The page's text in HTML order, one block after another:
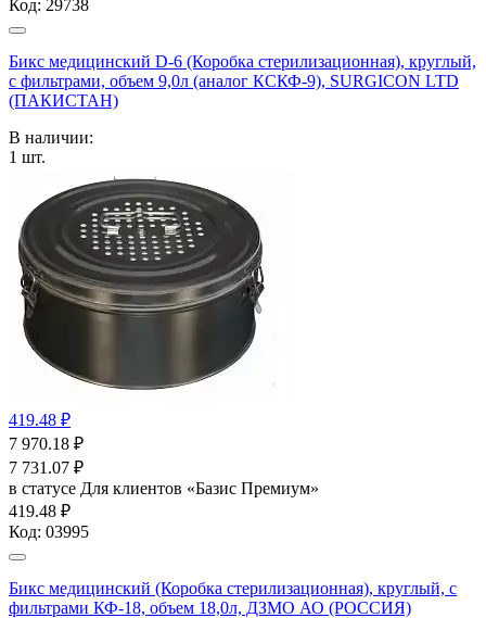
Код: 29738
Бикс медицинский D-6 (Коробка стерилизационная), круглый,
с фильтрами, объем 9,0л (аналог КСКФ-9), SURGICON LTD
(ПАКИСТАН)
В наличии:
1 шт.
419.48 ₽
7 970.18 ₽
7 731.07 ₽
в статусе Для клиентов «Базис Премиум»
419.48 ₽
Код: 03995
Бикс медицинский (Коробка стерилизационная), круглый, с
фильтрами КФ-18, объем 18,0л, ДЗМО АО (РОССИЯ)